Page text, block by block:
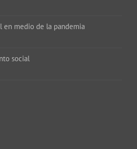
en medio de la pandemia
social